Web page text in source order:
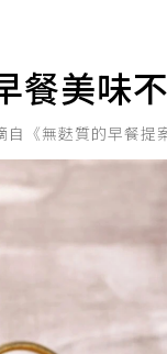
餐美味
《無麩質的早餐提